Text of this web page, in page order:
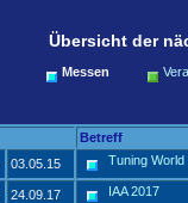
Übersicht der
Messen
Betreff
03.05.15 Tuning World
24.09.17 IAA 2017